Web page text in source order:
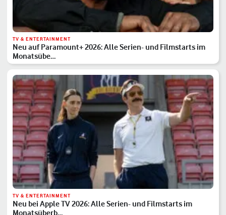
TV & ENTERTAINMENT
Neu auf Paramount+ 2026: Alle Serien- und Filmstarts im
Monatsübe…
TV & ENTERTAINMENT
Neu bei Apple TV 2026: Alle Serien- und Filmstarts im
Monatsüberb…